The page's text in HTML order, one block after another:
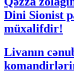
Dini Sionist
müxalifdir!
Livanın